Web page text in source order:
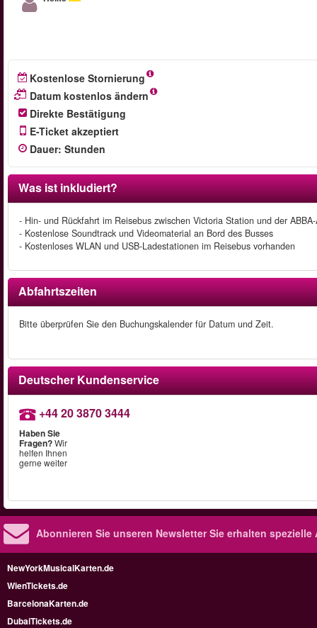
Kostenlose Stornierung
Datum kostenlos ändern
Direkte Bestätigung
E-Ticket akzeptiert
Dauer: Stunden
Was ist inkludiert?
- Hin- und Rückfahrt im Reisebus zwischen Victoria Station und der
- Kostenlose Soundtrack und Videomaterial an Bord des Busses
- Kostenloses WLAN und USB-Ladestationen im Reisebus vorhanden
Abfahrtszeiten
Bitte überprüfen Sie den Buchungskalender für Datum und Zeit.
Deutscher Kundenservice
+44 20 3870 3444
Haben Sie
Fragen?Wir
helfen Ihnen
gerne weiter
Abonnieren Sie unseren NewsletterSie erhalten spezielle
NewYorkMusicalKarten.de
WienTickets.de
BarcelonaKarten.de
DubaiTickets.de